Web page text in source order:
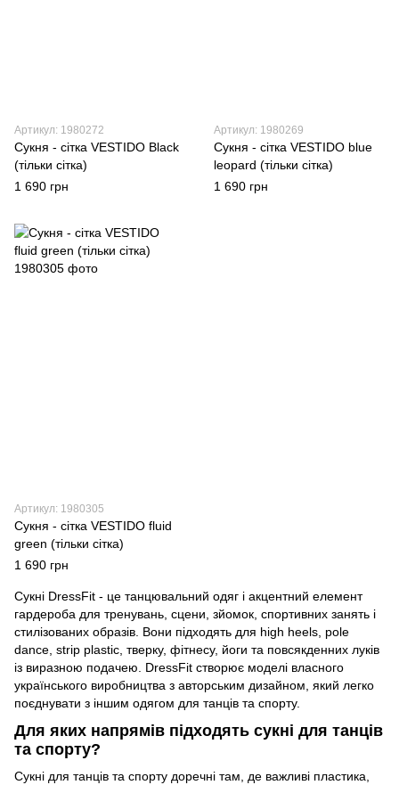
Артикул: 1980272
Сукня - сітка VESTIDO Black
(тільки сітка)
1 690 грн
Артикул: 1980269
Сукня - сітка VESTIDO blue
leopard (тільки сітка)
1 690 грн
Артикул: 1980305
Сукня - сітка VESTIDO fluid
green (тільки сітка)
1 690 грн
Сукні DressFit - це танцювальний одяг і акцентний елемент
гардероба для тренувань, сцени, зйомок, спортивних занять і
стилізованих образів. Вони підходять для high heels, pole
dance, strip plastic, тверку, фітнесу, йоги та повсякденних луків
із виразною подачею. DressFit створює моделі власного
українського виробництва з авторським дизайном, який легко
поєднувати з іншим одягом для танців та спорту.
Для яких напрямів підходять сукні для танців
та спорту?
Сукні для танців та спорту доречні там, де важливі пластика,